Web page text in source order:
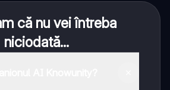
că nu vei întreba
niciodată...